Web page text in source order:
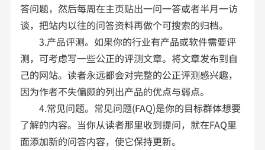
答问题，然后每周在主页贴出一问一答或者半月一访
谈，把站内以往的问答资料再做个可搜索的归档。
3.产品评测。如果你的行业有产品或软件需要评
测，可考虑写一些公正的评测文章。将文章发布到自
己的网站。读者永远都会对完整的公正评测感兴趣，
因为作者不失偏颇的列出产品的优点与弱点。
4.常见问题。常见问题(FAQ)是你的目标群体想要
了解的内容。当你从读者那里收到提问，就在FAQ里
面添加新的问答内容，使它保持更新。